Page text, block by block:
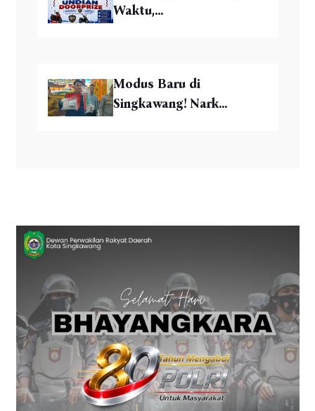
Waktu,...
Modus Baru di
Singkawang! Nark...